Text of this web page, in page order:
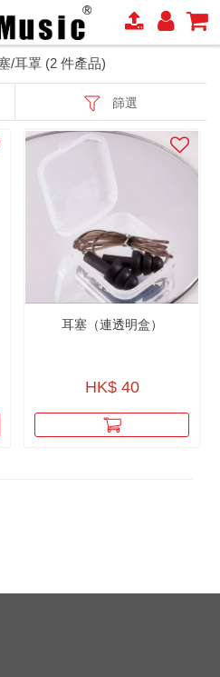
/耳罩 (2 件產品)
篩選
耳塞（連透明盒）
HK$ 40